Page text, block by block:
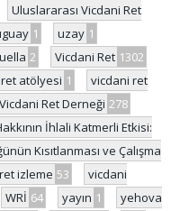
Uluslararası Vicdani Ret
1 uzay 1
2 Vicdani Ret 1302
atölyesi 1
vicdani ret
Vicdani Ret Derneği 278
İhlali Katmerli Etkisi:
Kısıtlanması ve Çalışma
izleme 53
vicdani
WRİ 64 yayın 1
yehova